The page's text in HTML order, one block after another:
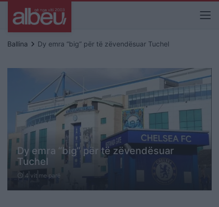
Ballina keyboard_arrow_right Dy emra “big” për të zëvendësuar Tuchel
Dy emra “big” për të zëvendësuar
Tuchel
schedule 4 vit me parë